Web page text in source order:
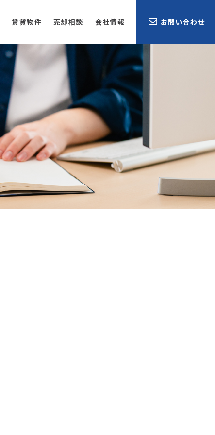
賃貸物件 売却相談 会社情報 お問い合わせ